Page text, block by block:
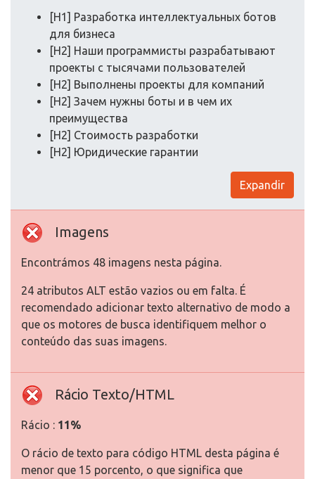
[H1] Разработка интеллектуальных ботов
для бизнеса
[H2] Наши программисты разрабатывают
проекты с тысячами пользователей
[H2] Выполнены проекты для компаний
[H2] Зачем нужны боты и в чем их
преимущества
[H2] Стоимость разработки
[H2] Юридические гарантии
Expandir
Imagens
Encontrámos 48 imagens nesta página.
24 atributos ALT estão vazios ou em falta. É
recomendado adicionar texto alternativo de modo a
que os motores de busca identifiquem melhor o
conteúdo das suas imagens.
Rácio Texto/HTML
Rácio : 11%
O rácio de texto para código HTML desta página é
menor que 15 porcento, o que significa que